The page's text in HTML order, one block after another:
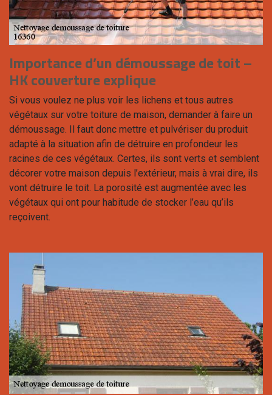
Importance d’un démoussage de toit –
HK couverture explique
Si vous voulez ne plus voir les lichens et tous autres
végétaux sur votre toiture de maison, demander à faire un
démoussage. Il faut donc mettre et pulvériser du produit
adapté à la situation afin de détruire en profondeur les
racines de ces végétaux. Certes, ils sont verts et semblent
décorer votre maison depuis l’extérieur, mais à vrai dire, ils
vont détruire le toit. La porosité est augmentée avec les
végétaux qui ont pour habitude de stocker l’eau qu’ils
reçoivent.